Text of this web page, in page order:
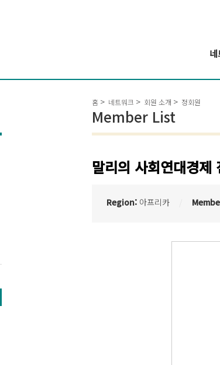
홈 네트워크 회원 소개 정회원
Member List
말리의 사회연대경제
Region: 아프리카